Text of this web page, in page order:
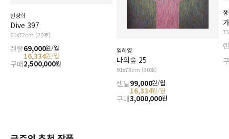
안상희
Dive 397
61x72cm (20호)
렌탈69,000원/월
16,334원/월
구매2,500,000원
임혜영
나의숲 25
91x73cm (30호)
렌탈99,000원/월
16,334원/월
구매3,000,000원